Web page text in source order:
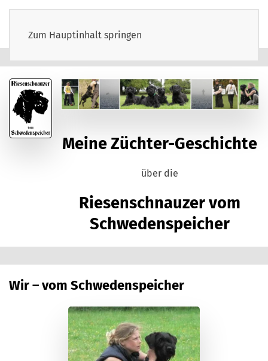
Zum Hauptinhalt springen
Meine Züchter-Geschichte
über die
Riesenschnauzer vom
Schwedenspeicher
Wir – vom Schwedenspeicher